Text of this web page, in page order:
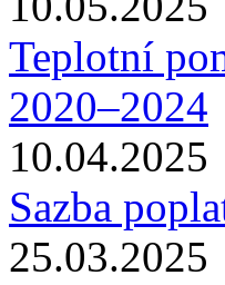
Teplotní
2020–2024
10.04.2025
Sazba
25.03.2025